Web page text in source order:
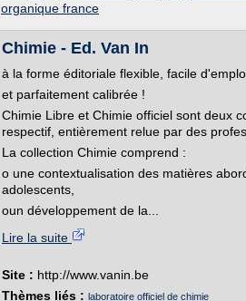
organique france
Chimie - Ed. Van In
à la forme éditoriale flexible, facile
et parfaitement calibrée !
Chimie Libre et Chimie officiel sont deux
respectif, entièrement relue par des
La collection Chimie comprend :
o une contextualisation des matières
adolescents,
oun développement de la...
Lire la suite
Site : http://www.vanin.be
Thèmes liés : laboratoire officiel de chimie